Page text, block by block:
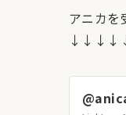
アニカを